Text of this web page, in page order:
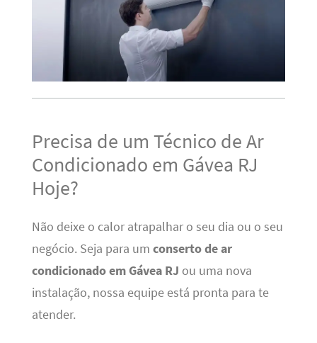
Precisa de um Técnico de Ar
Condicionado em Gávea RJ
Hoje?
Não deixe o calor atrapalhar o seu dia ou o seu
negócio. Seja para um conserto de ar
condicionado em Gávea RJ ou uma nova
instalação, nossa equipe está pronta para te
atender.